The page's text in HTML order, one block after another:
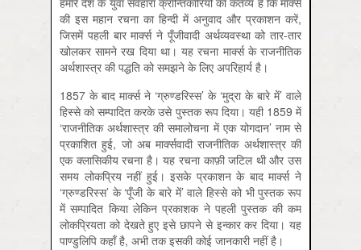
की इस महान रचना का हिन्दी में अनुवाद और प्रकाशन करें,
जिसमें पहली बार मार्क्स ने पूँजीवादी अर्थव्यवस्था को तार-तार
खोलकर सामने रख दिया था। यह रचना मार्क्स के राजनीतिक
अर्थशास्त्र की पद्धति को समझने के लिए अपरिहार्य है।
1857 के बाद मार्क्स ने ‘ग्रुण्डरिस्स’ के ‘मुद्रा के बारे में’ वाले
हिस्से को सम्पादित करके उसे पुस्तक रूप दिया। यही 1859 में
‘राजनीतिक अर्थशास्त्र की समालोचना में एक योगदान’ नाम से
प्रकाशित हुई, जो अब मार्क्सवादी राजनीतिक अर्थशास्त्र की
एक क्लासिकीय रचना है। यह रचना काफ़ी जटिल थी और उस
समय लोकप्रिय नहीं हुई। इसके प्रकाशन के बाद मार्क्स ने
‘ग्रुण्डरिस्स’ के ‘पूँजी के बारे में’ वाले हिस्से को भी पुस्तक रूप
में सम्पादित किया लेकिन प्रकाशक ने पहली पुस्तक की कम
लोकप्रियता को देखते हुए इसे छापने से इन्कार कर दिया। यह
पाण्डुलिपि कहाँ है, अभी तक इसकी कोई जानकारी नहीं है।